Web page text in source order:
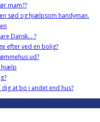
mam??
sød og hjælpsom handyman.
Dansk... ?
efter ved en bolig?
ud?
hjælp
at bo i andet end hus?